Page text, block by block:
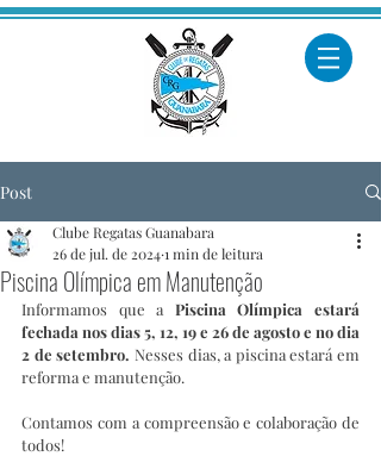
Post
Piscina Olímpica em Manutenção
Clube Regatas Guanabara
26 de jul. de 20241 min de leitura
Informamos que a Piscina Olímpica estará
fechada nos dias 5, 12, 19 e 26 de agosto e no dia
2 de setembro. Nesses dias, a piscina estará em
reforma e manutenção.
Contamos com a compreensão e colaboração de
todos!